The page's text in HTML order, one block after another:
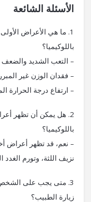
الأسئلة الشائعة
1. ما هي الأعراض
باللوكيميا؟
– التعب الشديد والضعف
– فقدان الوزن غير المبرر
– ارتفاع درجة الحرارة
2. هل يمكن أن تظهر
باللوكيميا؟
– نعم، قد تظهر أعراض
نزيف اللثة، وتورم الغدد
3. متى يجب على الشخص
زيارة الطبيب؟